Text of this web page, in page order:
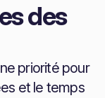
des
priorité pour
et le temps